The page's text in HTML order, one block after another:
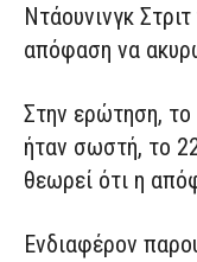
Ντάουνινγκ
απόφαση να
Στην ερώτηση,
ήταν σωστή, το
θεωρεί ότι η
Ενδιαφέρον